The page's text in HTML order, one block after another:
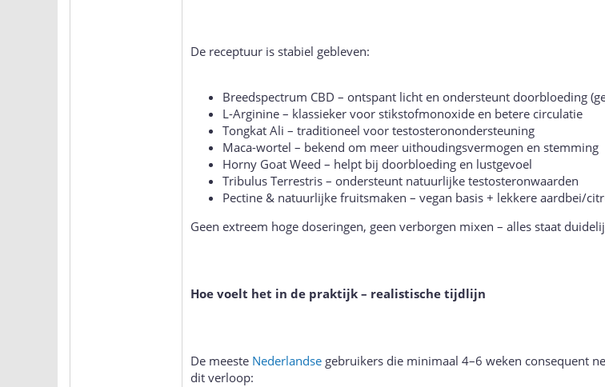
De receptuur is stabiel gebleven:
Breedspectrum CBD – ontspant licht en ondersteunt doorbloeding
L-Arginine – klassieker voor stikstofmonoxide en betere circulatie
Tongkat Ali – traditioneel voor testosteronondersteuning
Maca-wortel – bekend om meer uithoudingsvermogen en stemming
Horny Goat Weed – helpt bij doorbloeding en lustgevoel
Tribulus Terrestris – ondersteunt natuurlijke testosteronwaarden
Pectine & natuurlijke fruitsmaken – vegan basis + lekkere aardbei/
Geen extreem hoge doseringen, geen verborgen mixen – alles staat
Hoe voelt het in de praktijk – realistische tijdlijn
De meeste Nederlandse gebruikers die minimaal 4–6 weken consequent
dit verloop: